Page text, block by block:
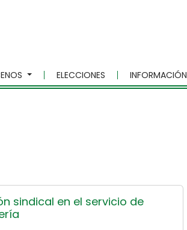
ELECCIONES INFORMACIÓN
sindical en el servicio de